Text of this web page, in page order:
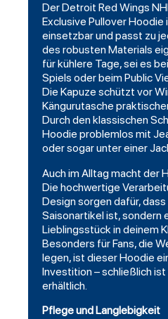
Der Detroit Red Wings
Exclusive Pullover
einsetzbar und passt zu
des robusten Materials
für kühlere Tage, sei es
Spiels oder beim Public
Die Kapuze schützt vor
Kängurutasche
Durch den klassischen
Hoodie problemlos mit
oder sogar unter einer
Auch im Alltag macht der
Die hochwertige
Design sorgen dafür, dass
Saisonartikel ist, sondern
Lieblingsstück in deinem
Besonders für Fans, die
legen, ist dieser Hoodie
Investition – schließlich
erhältlich.
Pflege und Langlebigkeit